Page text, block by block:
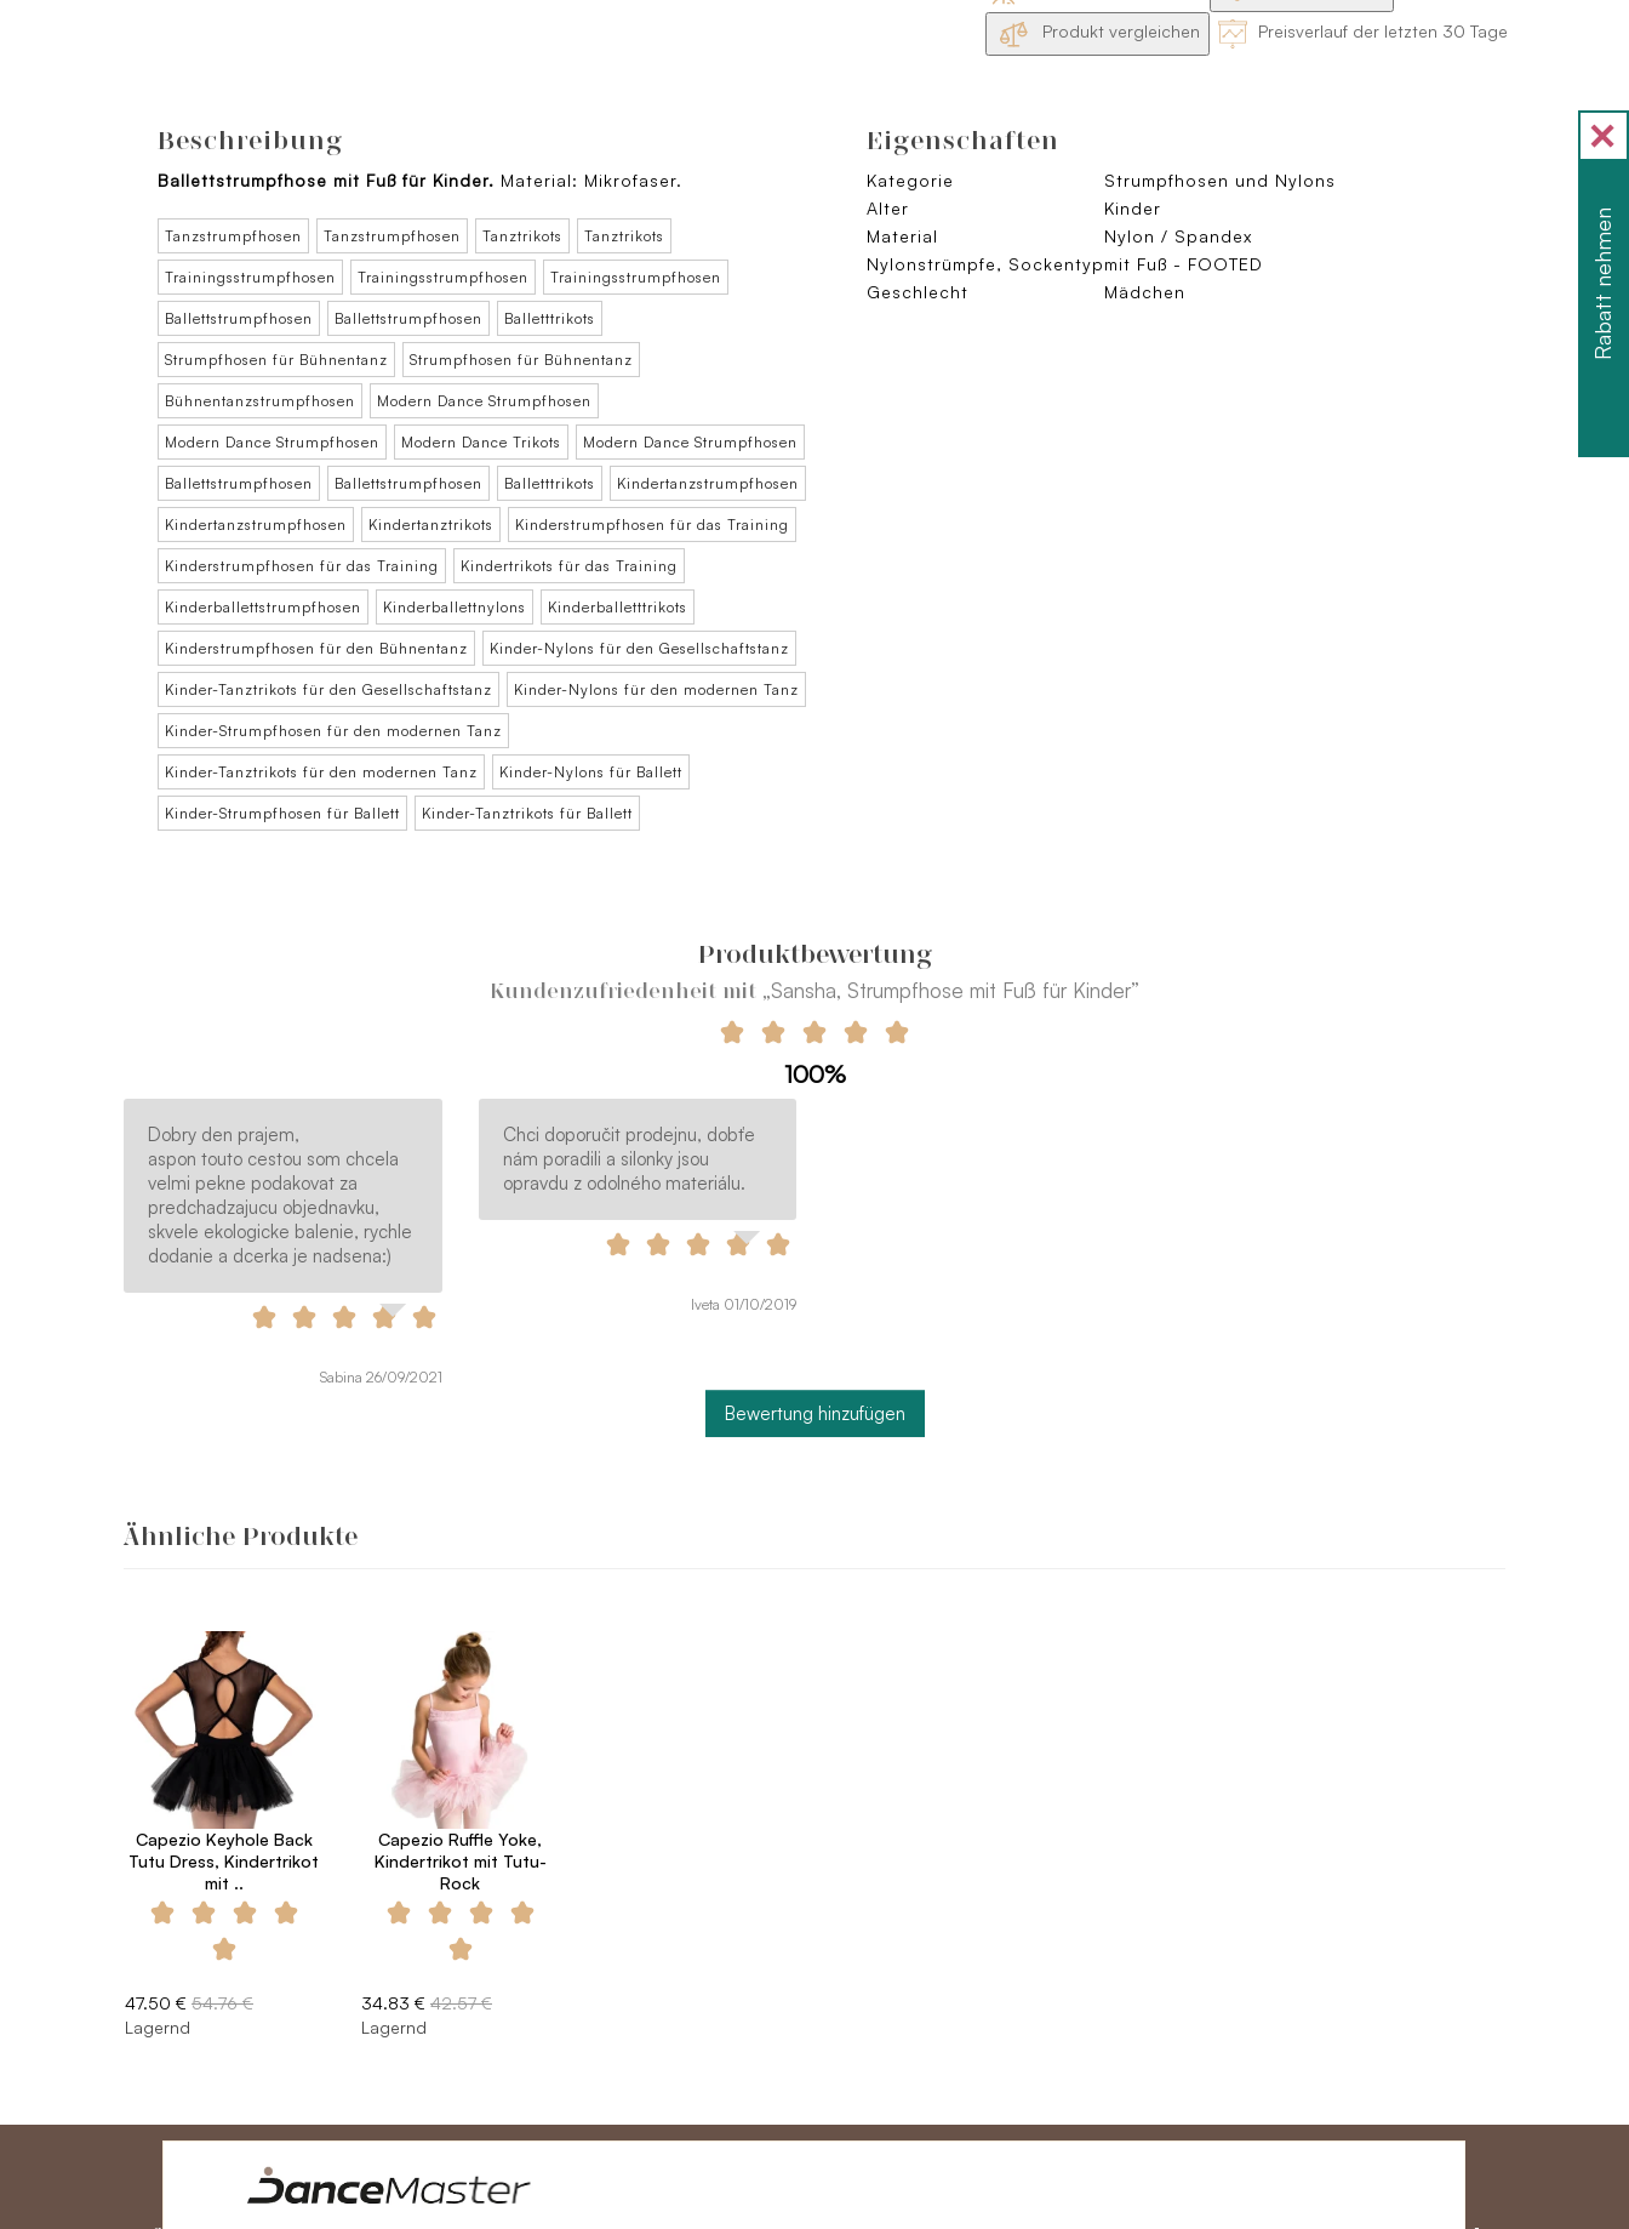
Produkt vergleichen Preisverlauf der letzten 30 Tage
Beschreibung
Ballettstrumpfhose mit Fuß für Kinder. Material: Mikrofaser.
Tanzstrumpfhosen Tanzstrumpfhosen Tanztrikots Tanztrikots
Trainingsstrumpfhosen Trainingsstrumpfhosen Trainingsstrumpfhosen
Ballettstrumpfhosen Ballettstrumpfhosen Balletttrikots
Strumpfhosen für Bühnentanz Strumpfhosen für Bühnentanz
Bühnentanzstrumpfhosen Modern Dance Strumpfhosen
Modern Dance Strumpfhosen Modern Dance Trikots Modern Dance Strumpfhosen
Ballettstrumpfhosen Ballettstrumpfhosen Balletttrikots Kindertanzstrumpfhosen
Kindertanzstrumpfhosen Kindertanztrikots Kinderstrumpfhosen für das Training
Kinderstrumpfhosen für das Training Kindertrikots für das Training
Kinderballettstrumpfhosen Kinderballettnylons Kinderballetttrikots
Kinderstrumpfhosen für den Bühnentanz Kinder-Nylons für den Gesellschaftstanz
Kinder-Tanztrikots für den Gesellschaftstanz Kinder-Nylons für den modernen Tanz
Kinder-Strumpfhosen für den modernen Tanz
Kinder-Tanztrikots für den modernen Tanz Kinder-Nylons für Ballett
Kinder-Strumpfhosen für Ballett Kinder-Tanztrikots für Ballett
Eigenschaften
Kategorie
Strumpfhosen und Nylons
Alter
Kinder
Material
Nylon / Spandex
Nylonstrümpfe, Sockentypmit Fuß - FOOTED
Geschlecht
Mädchen
Produktbewertung
Kundenzufriedenheit mit „Sansha, Strumpfhose mit Fuß für Kinder”
100%
Dobry den prajem,
aspon touto cestou som chcela
velmi pekne podakovat za
predchadzajucu objednavku,
skvele ekologicke balenie, rychle
dodanie a dcerka je nadsena:)
Sabina 26/09/2021
Chci doporučit prodejnu, dobťe
nám poradili a silonky jsou
opravdu z odolného materiálu.
Iveta 01/10/2019
Bewertung hinzufügen
Ähnliche Produkte
Capezio Keyhole Back
Tutu Dress, Kindertrikot
mit ..
47.50 € 54.76 €
Lagernd
Capezio Ruffle Yoke,
Kindertrikot mit Tutu-
Rock
34.83 € 42.57 €
Lagernd
Rabatt nehmen